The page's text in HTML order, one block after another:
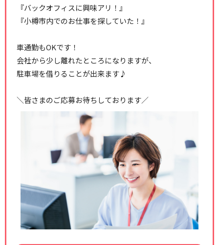
『バックオフィスに興味アリ！』
『小樽市内でのお仕事を探していた！』
車通勤もOKです！
会社から少し離れたところになりますが、
駐車場を借りることが出来ます♪
＼皆さまのご応募お待ちしております／